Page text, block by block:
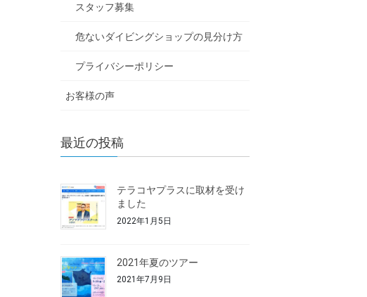
スタッフ募集
危ないダイビングショップの見分け方
プライバシーポリシー
お客様の声
最近の投稿
テラコヤプラスに取材を受け
ました
2022年1月5日
2021年夏のツアー
2021年7月9日